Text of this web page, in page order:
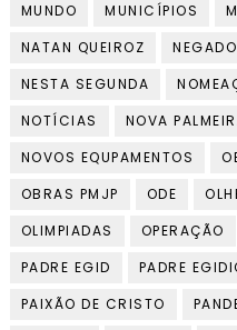
MUNDO
MUNICÍPIOS
NATAN QUEIROZ
NEGADO
NESTA SEGUNDA
NOTÍCIAS
NOVA
NOVOS EQUPAMENTOS
OBRAS PMJP
ODE
OLIMPIADAS
OPERAÇÃO
PADRE EGID
PADRE
PAIXÃO DE CRISTO